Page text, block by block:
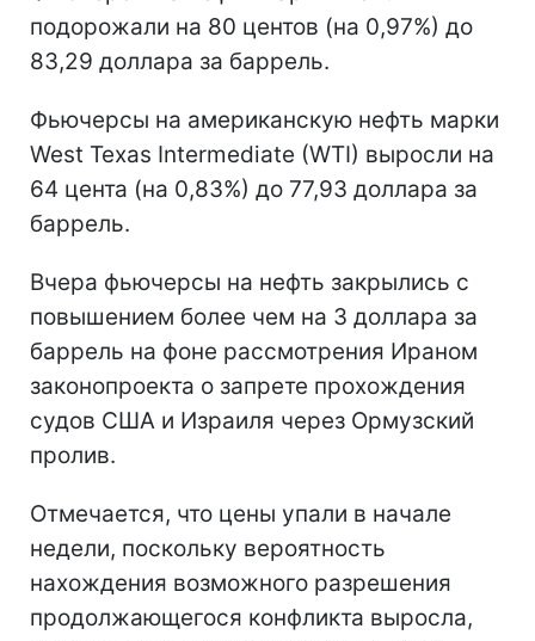
подорожали на 80 центов (на 0,97%) до
83,29 доллара за баррель.
Фьючерсы на американскую нефть марки
West Texas Intermediate (WTI) выросли на
64 цента (на 0,83%) до 77,93 доллара за
баррель.
Вчера фьючерсы на нефть закрылись с
повышением более чем на 3 доллара за
баррель на фоне рассмотрения Ираном
законопроекта о запрете прохождения
судов США и Израиля через Ормузский
пролив.
Отмечается, что цены упали в начале
недели, поскольку вероятность
нахождения возможного разрешения
продолжающегося конфликта выросла,